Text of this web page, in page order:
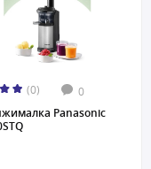
(0) 0
Panasonic